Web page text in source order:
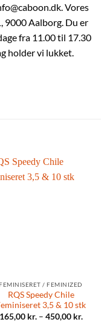
Vores
9000 Aalborg. Du er
fra 11.00 til 17.30
holder vi lukket.
FEMINISERET / FEMINIZED
RQS Speedy Chile
3,5 & 10 stk
165,00 kr.– 450,00 kr.